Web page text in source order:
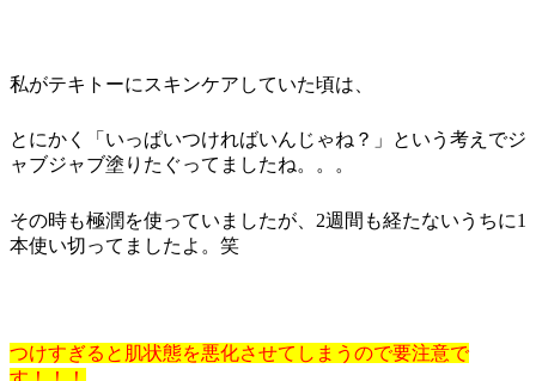
私がテキトーにスキンケアしていた頃は、
とにかく「いっぱいつければいんじゃね？」という考えでジ
ャブジャブ塗りたぐってましたね。。。
その時も極潤を使っていましたが、2週間も経たないうちに1
本使い切ってましたよ。笑
つけすぎると肌状態を悪化させてしまうので要注意で